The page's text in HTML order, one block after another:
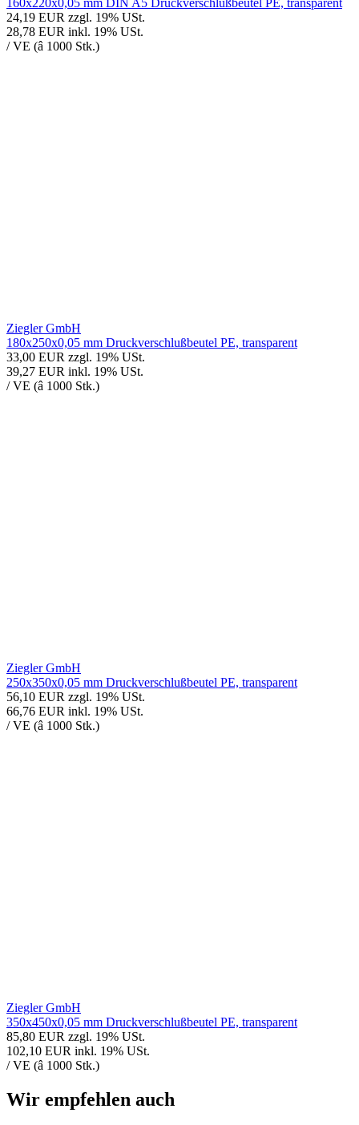
160x220x0,05 mm DIN A5 Druckverschlußbeutel PE, transparent
24,19 EUR zzgl. 19% USt.
28,78 EUR inkl. 19% USt.
/ VE (â 1000 Stk.)
Ziegler GmbH
180x250x0,05 mm Druckverschlußbeutel PE, transparent
33,00 EUR zzgl. 19% USt.
39,27 EUR inkl. 19% USt.
/ VE (â 1000 Stk.)
Ziegler GmbH
250x350x0,05 mm Druckverschlußbeutel PE, transparent
56,10 EUR zzgl. 19% USt.
66,76 EUR inkl. 19% USt.
/ VE (â 1000 Stk.)
Ziegler GmbH
350x450x0,05 mm Druckverschlußbeutel PE, transparent
85,80 EUR zzgl. 19% USt.
102,10 EUR inkl. 19% USt.
/ VE (â 1000 Stk.)
Wir empfehlen auch